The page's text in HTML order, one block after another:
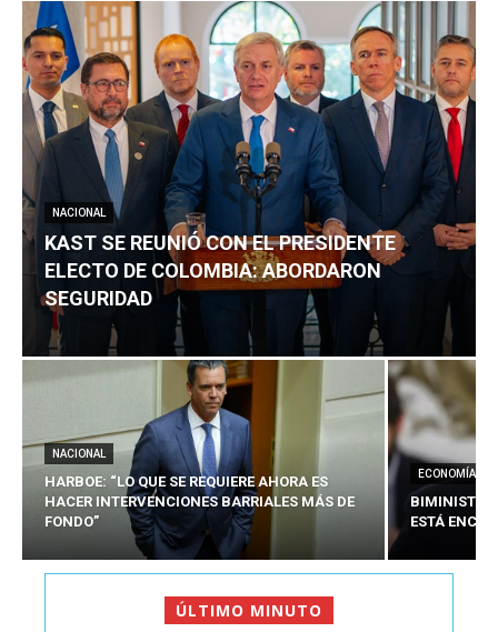
NACIONAL
KAST SE REUNIÓ CON EL PRESIDENTE
ELECTO DE COLOMBIA: ABORDARON
SEGURIDAD
NACIONAL
HARBOE: “LO QUE SE REQUIERE AHORA ES
HACER INTERVENCIONES BARRIALES MÁS DE
FONDO”
ECONOMÍA
BIMINISTRO
ESTÁ
ÚLTIMO MINUTO